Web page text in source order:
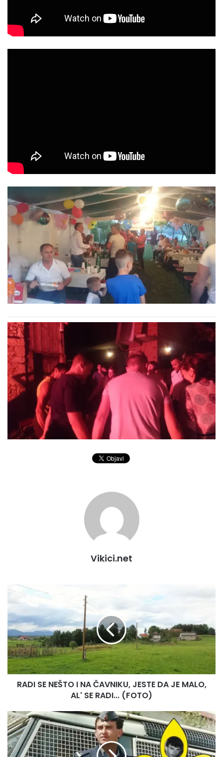
Vikici.net
R
A
D
I
S
E
N
E
Š
N
A
Č
A
RADI SE NEŠTO I NA ČAVNIKU, JESTE DA JE MALO,
AL' SE RADI... (FOTO)
U
T
O
K